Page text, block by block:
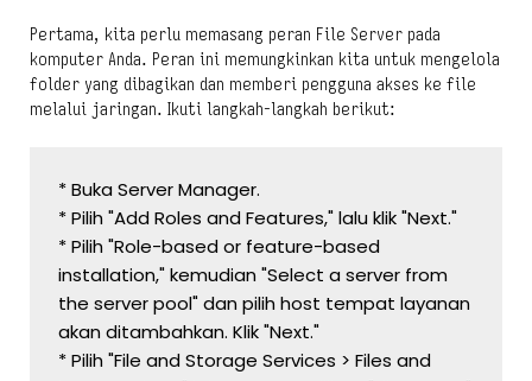
Pertama, kita perlu memasang peran File Server pada
komputer Anda. Peran ini memungkinkan kita untuk mengelola
folder yang dibagikan dan memberi pengguna akses ke file
melalui jaringan. Ikuti langkah-langkah berikut:
* Buka Server Manager.
* Pilih "Add Roles and Features," lalu klik "Next."
* Pilih "Role-based or feature-based
installation," kemudian "Select a server from
the server pool" dan pilih host tempat layanan
akan ditambahkan. Klik "Next."
* Pilih "File and Storage Services > Files and